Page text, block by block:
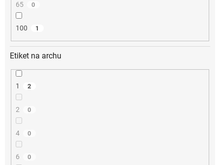
65 0
100 1
Etiket na archu
1 2
2 0
4 0
6 0